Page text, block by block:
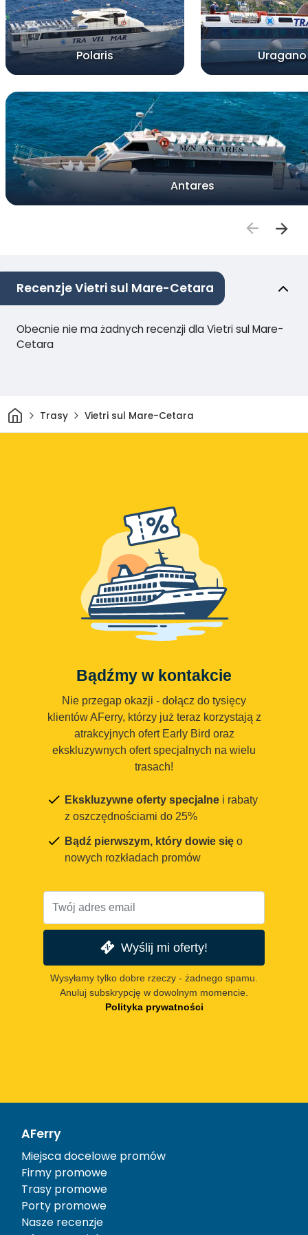
Polaris
Antares
Recenzje Vietri sul Mare-Cetara
Obecnie nie ma żadnych recenzji dla Vietri sul Mare-
Cetara
DomTrasy Vietri sul Mare-Cetara
Bądźmy w kontakcie
Nie przegap okazji - dołącz do tysięcy
klientów AFerry, którzy już teraz korzystają z
atrakcyjnych ofert Early Bird oraz
ekskluzywnych ofert specjalnych na wielu
trasach!
Ekskluzywne oferty specjalne i rabaty
z oszczędnościami do 25%
Bądź pierwszym, który dowie się o
nowych rozkładach promów
Wyślij mi oferty!
Wysyłamy tylko dobre rzeczy - żadnego spamu.
Anuluj subskrypcję w dowolnym momencie.
Polityka prywatności
AFerry
Miejsca docelowe promów
Firmy promowe
Trasy promowe
Porty promowe
Nasze recenzje